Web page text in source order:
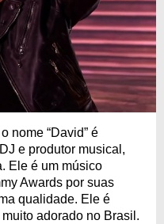
nome “David” é
e produtor musical,
Ele é um músico
Awards por suas
qualidade. Ele é
adorado no Brasil.